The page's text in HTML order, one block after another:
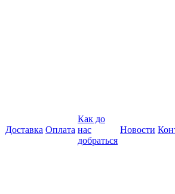
Доставка Оплата
Как до
нас
добраться
Новости